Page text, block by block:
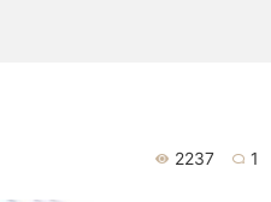
2237 1